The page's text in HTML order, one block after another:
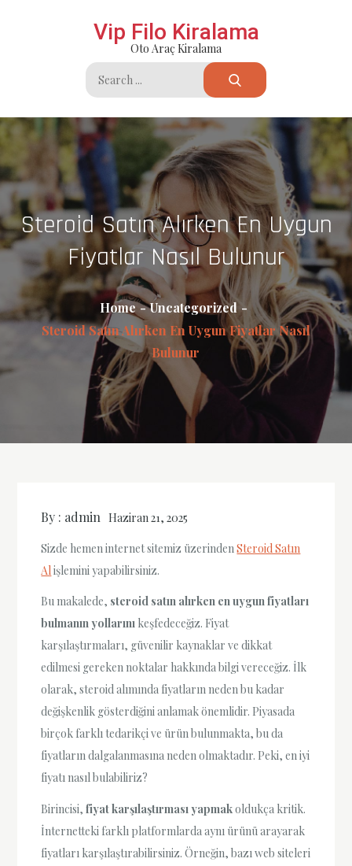
Vip Filo Kiralama
Oto Araç Kiralama
Search
for:
Steroid Satın Alırken En Uygun
Fiyatlar Nasıl Bulunur
Home
Uncategorized
Steroid Satın Alırken En Uygun Fiyatlar Nasıl
Bulunur
By : admin Haziran 21, 2025
Sizde hemen internet sitemiz üzerindenSteroid Satın
Alişlemini yapabilirsiniz.
Bu makalede, steroid satın alırken en uygun fiyatları
bulmanın yollarını keşfedeceğiz. Fiyat
karşılaştırmaları, güvenilir kaynaklar ve dikkat
edilmesi gereken noktalar hakkında bilgi vereceğiz. İlk
olarak, steroid alımında fiyatların neden bu kadar
değişkenlik gösterdiğini anlamak önemlidir. Piyasada
birçok farklı tedarikçi ve ürün bulunmakta, bu da
fiyatların dalgalanmasına neden olmaktadır. Peki, en iyi
fiyatı nasıl bulabiliriz?
Birincisi,fiyat karşılaştırması yapmakoldukça kritik.
İnternetteki farklı platformlarda aynı ürünü arayarak
fiyatları karşılaştırabilirsiniz. Örneğin, bazı web siteleri